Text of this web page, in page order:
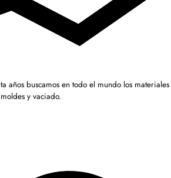
años buscamos en todo el mundo los
y vaciado.